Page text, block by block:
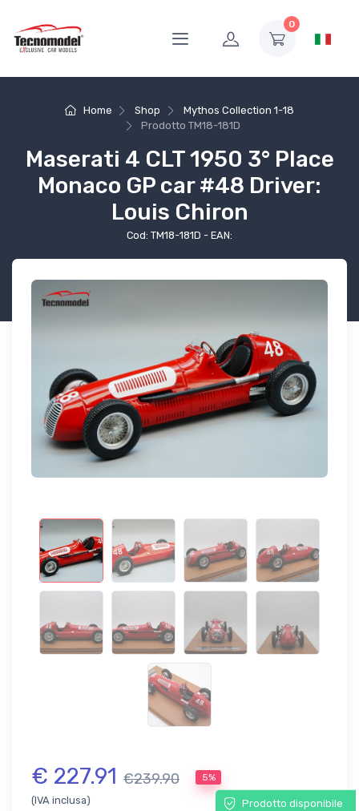
0
Home Shop
Mythos Collection 1-18
ProdottoTM18-181D
Maserati 4 CLT 1950 3° Place
Monaco GP car #48 Driver:
Louis Chiron
Cod: TM18-181D - EAN:
€ 227.91 €239.90 5%
(IVA inclusa) Prodotto disponibile